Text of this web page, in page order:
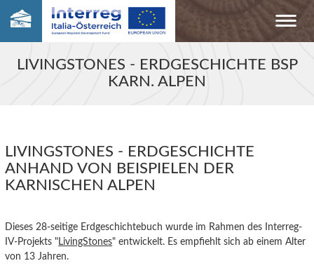
LIVINGSTONES - ERDGESCHICHTE BSP
KARN. ALPEN
LIVINGSTONES - ERDGESCHICHTE
ANHAND VON BEISPIELEN DER
KARNISCHEN ALPEN
Dieses 28-seitige Erdgeschichtebuch wurde im Rahmen des Interreg-
IV-Projekts " LivingStones" entwickelt. Es empfiehlt sich ab einem Alter
von 13 Jahren.